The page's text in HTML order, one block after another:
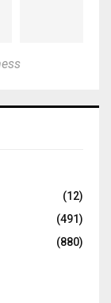
(12)
(491)
(880)